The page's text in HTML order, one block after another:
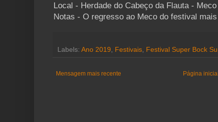
Local - Herdade do Cabeço da Flauta - Meco
Notas - O regresso ao Meco do festival
Labels: Ano 2019, Festivais, Festival Super Bock
Mensagem mais recente Página